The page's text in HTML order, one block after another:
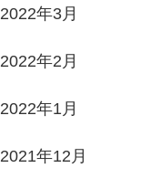
2022年3月
2022年2月
2022年1月
2021年12月